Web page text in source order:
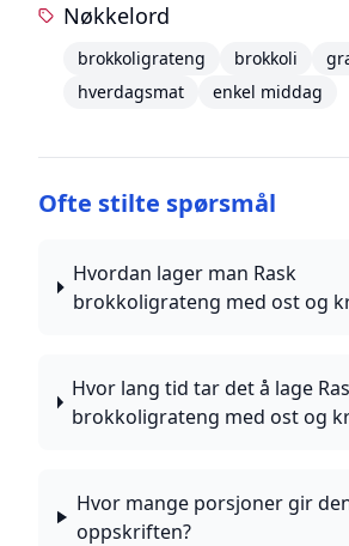
Nøkkelord
brokkoligrateng brokkoli
hverdagsmat
enkel middag
Ofte stilte spørsmål
Hvordan lager man Rask
brokkoligrateng med ost og
Hvor lang tid tar det å lage
brokkoligrateng med ost og
Hvor mange porsjoner gir
oppskriften?